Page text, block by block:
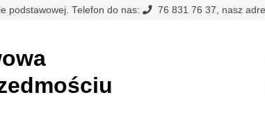
podstawowej. Telefon do nas: 76 831 76 37, nasz